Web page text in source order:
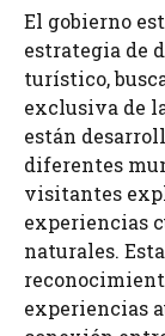
El gobierno
estrategia de
turístico,
exclusiva de
están
diferentes
visitantes
experiencias
naturales.
experiencias